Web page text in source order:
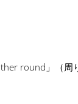
round」（周